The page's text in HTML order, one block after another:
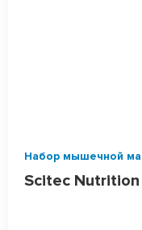
Набор мышечной
Scitec Nutrition